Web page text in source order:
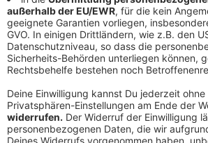
dem "LoMo"-
Anzeige
Ordnungsdienst
Anzeige